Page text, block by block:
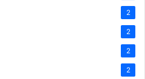
2
2
2
2